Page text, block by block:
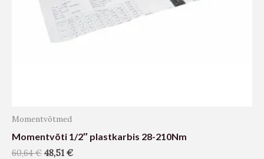
Momentvõtmed
Momentvõti 1/2″ plastkarbis 28-210Nm
60,64€ 48,51 €